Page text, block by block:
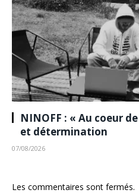
NINOFF : « Au coeur
et détermination
07/08/2026
Les commentaires sont fermés.